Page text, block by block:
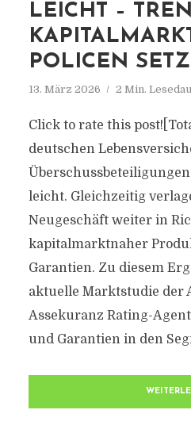
LEICHT –
POLICEN
13. März 2026 2 Min.
Click to rate this
deutschen
leicht. Gleichzeitig
Neugeschäft weiter in
kapitalmarktnaher
Garantien. Zu diesem
aktuelle Marktstudie der
Assekuranz Rating-
und Garantien in den